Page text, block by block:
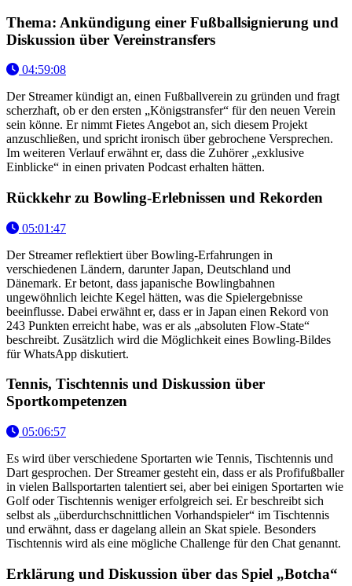
Thema: Ankündigung einer Fußballsignierung und
Diskussion über Vereinstransfers
04:59:08
Der Streamer kündigt an, einen Fußballverein zu gründen und fragt
scherzhaft, ob er den ersten „Königstransfer“ für den neuen Verein
sein könne. Er nimmt Fietes Angebot an, sich diesem Projekt
anzuschließen, und spricht ironisch über gebrochene Versprechen.
Im weiteren Verlauf erwähnt er, dass die Zuhörer „exklusive
Einblicke“ in einen privaten Podcast erhalten hätten.
Rückkehr zu Bowling-Erlebnissen und Rekorden
05:01:47
Der Streamer reflektiert über Bowling-Erfahrungen in
verschiedenen Ländern, darunter Japan, Deutschland und
Dänemark. Er betont, dass japanische Bowlingbahnen
ungewöhnlich leichte Kegel hätten, was die Spielergebnisse
beeinflusse. Dabei erwähnt er, dass er in Japan einen Rekord von
243 Punkten erreicht habe, was er als „absoluten Flow-State“
beschreibt. Zusätzlich wird die Möglichkeit eines Bowling-Bildes
für WhatsApp diskutiert.
Tennis, Tischtennis und Diskussion über
Sportkompetenzen
05:06:57
Es wird über verschiedene Sportarten wie Tennis, Tischtennis und
Dart gesprochen. Der Streamer gesteht ein, dass er als Profifußballer
in vielen Ballsportarten talentiert sei, aber bei einigen Sportarten wie
Golf oder Tischtennis weniger erfolgreich sei. Er beschreibt sich
selbst als „überdurchschnittlichen Vorhandspieler“ im Tischtennis
und erwähnt, dass er dagelang allein an Skat spiele. Besonders
Tischtennis wird als eine mögliche Challenge für den Chat genannt.
Erklärung und Diskussion über das Spiel „Botcha“